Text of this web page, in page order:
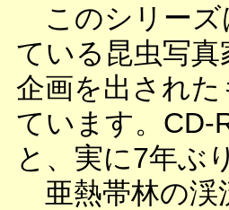
このシリーズ
ている昆虫写
企画を出され
ています。CD-
と、実に7年ぶ
亜熱帯林の渓